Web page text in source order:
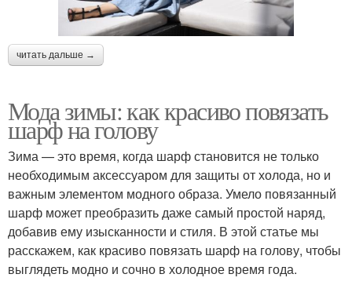
читать дальше →
Мода зимы: как красиво повязать
шарф на голову
Зима — это время, когда шарф становится не только
необходимым аксессуаром для защиты от холода, но и
важным элементом модного образа. Умело повязанный
шарф может преобразить даже самый простой наряд,
добавив ему изысканности и стиля. В этой статье мы
расскажем, как красиво повязать шарф на голову, чтобы
выглядеть модно и сочно в холодное время года.